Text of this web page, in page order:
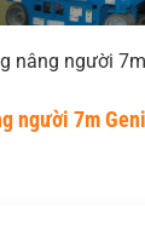
nâng người
người 7m